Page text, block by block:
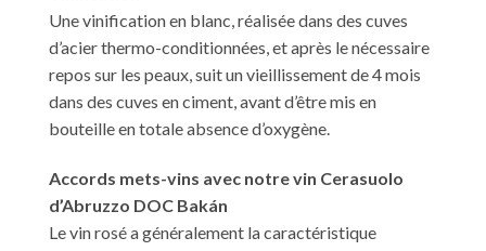
Une vinification en blanc, réalisée dans des cuves
d’acier thermo-conditionnées, et après le nécessaire
repos sur les peaux, suit un vieillissement de 4 mois
dans des cuves en ciment, avant d’être mis en
bouteille en totale absence d’oxygène.
Accords mets-vins avec notre vin Cerasuolo
d’Abruzzo DOC Bakán
Le vin rosé a généralement la caractéristique